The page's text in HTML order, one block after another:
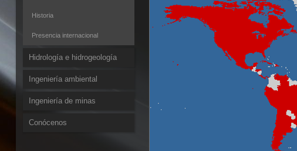
Historia
Presencia internacional
Hidrología e hidrogeología
Ingeniería ambiental
Ingeniería de minas
Conócenos